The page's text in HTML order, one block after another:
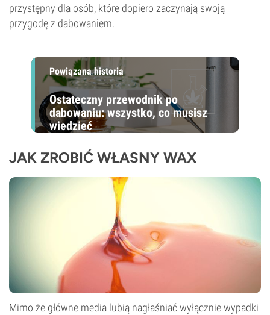
przystępny dla osób, które dopiero zaczynają swoją
przygodę z dabowaniem.
Powiązana historia
Ostateczny przewodnik po
dabowaniu: wszystko, co musisz
wiedzieć
JAK ZROBIĆ WŁASNY WAX
Mimo że główne media lubią nagłaśniać wyłącznie wypadki